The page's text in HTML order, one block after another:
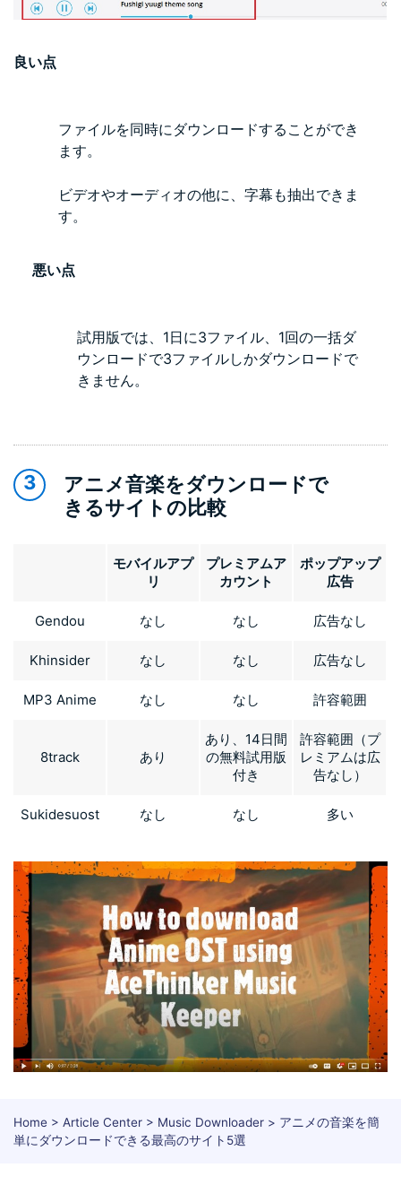
良い点
ファイルを同時にダウンロードすることができ
ます。
ビデオやオーディオの他に、字幕も抽出できま
す。
悪い点
試用版では、1日に3ファイル、1回の一括ダ
ウンロードで3ファイルしかダウンロードで
きません。
アニメ音楽をダウンロードで
きるサイトの比較
モバイルアプ
リ
プレミアムア
カウント
ポップアップ
広告
Gendou なし なし 広告なし
Khinsider なし なし 広告なし
MP3 Anime なし なし 許容範囲
8track あり
あり、14日間
の無料試用版
付き
許容範囲（プ
レミアムは広
告なし）
Sukidesuost なし なし 多い
Home > Article Center > Music Downloader > アニメの音楽を簡
単にダウンロードできる最高のサイト5選